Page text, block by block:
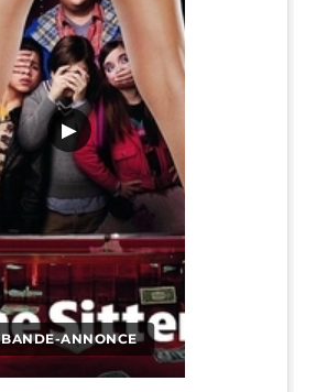
BANDE-ANNONCE
▶